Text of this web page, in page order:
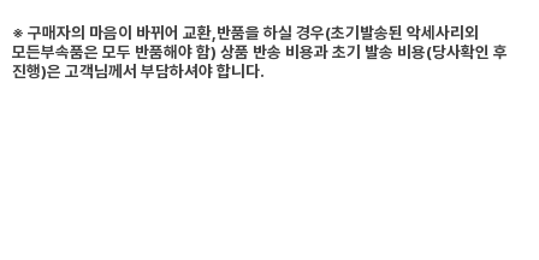
※ 구매자의 마음이 바뀌어 교환,반품을 하실 경우(초기발송된 악세사리외
모든부속품은 모두 반품해야 함) 상품 반송 비용과 초기 발송 비용(당사확인 후
진행)은 고객님께서 부담하셔야 합니다.